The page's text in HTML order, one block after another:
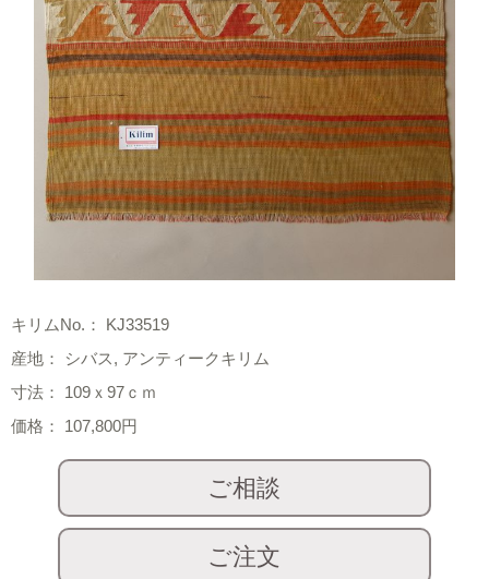
キリムNo.： KJ33519
産地： シバス, アンティークキリム
寸法： 109ｘ97ｃｍ
価格： 107,800円